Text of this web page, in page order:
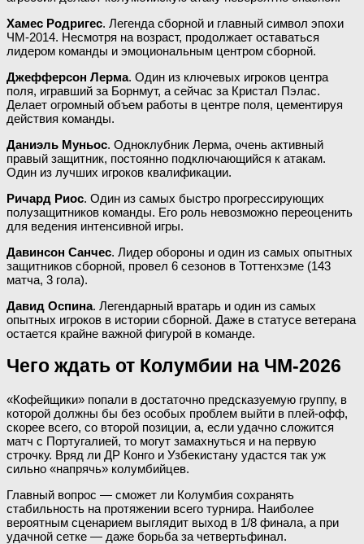
Хамес Родригес. Легенда сборной и главный символ эпохи
ЧМ-2014. Несмотря на возраст, продолжает оставаться
лидером команды и эмоциональным центром сборной.
Джефферсон Лерма. Один из ключевых игроков центра
поля, игравший за Борнмут, а сейчас за Кристал Пэлас.
Делает огромный объем работы в центре поля, цементируя
действия команды.
Даниэль Муньос. Одноклубник Лерма, очень активный
правый защитник, постоянно подключающийся к атакам.
Один из лучших игроков квалификации.
Ричард Риос. Один из самых быстро прогрессирующих
полузащитников команды. Его роль невозможно переоценить
для ведения интенсивной игры.
Давинсон Санчес. Лидер обороны и один из самых опытных
защитников сборной, провел 6 сезонов в Тоттенхэме (143
матча, 3 гола).
Давид Оспина. Легендарный вратарь и один из самых
опытных игроков в истории сборной. Даже в статусе ветерана
остается крайне важной фигурой в команде.
Чего ждать от Колумбии на ЧМ-2026
«Кофейщики» попали в достаточно предсказуемую группу, в
которой должны бы без особых проблем выйти в плей-офф,
скорее всего, со второй позиции, а, если удачно сложится
матч с Португалией, то могут замахнуться и на первую
строчку. Вряд ли ДР Конго и Узбекистану удастся так уж
сильно «напрячь» колумбийцев.
Главный вопрос — сможет ли Колумбия сохранять
стабильность на протяжении всего турнира. Наиболее
вероятным сценарием выглядит выход в 1/8 финала, а при
удачной сетке — даже борьба за четвертьфинал.